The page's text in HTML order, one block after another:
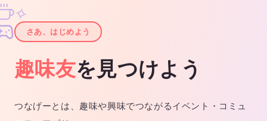
✦
✧
さあ、はじめよう
趣味友を見つけよう
つなげーとは、趣味や興味でつながるイベント・コミュ